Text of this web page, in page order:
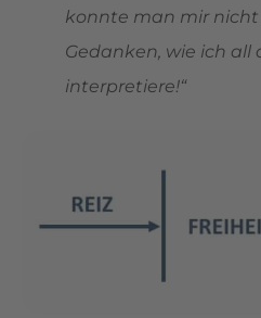
konnte man mir
Gedanken, wie ich all
interpretiere!“